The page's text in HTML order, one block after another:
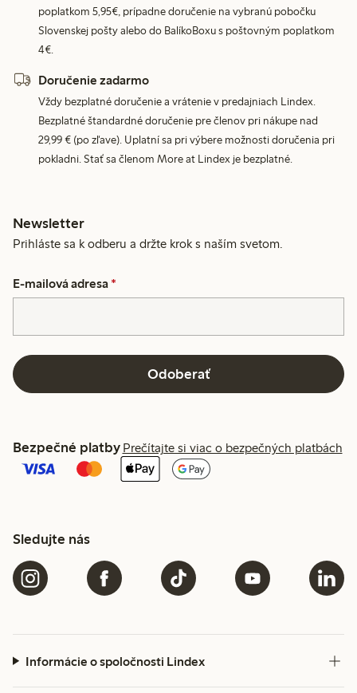
poplatkom 5,95€, prípadne doručenie na vybranú pobočku
Slovenskej pošty alebo do BalíkoBoxu s poštovným poplatkom
4€.
Doručenie zadarmo
Vždy bezplatné doručenie a vrátenie v predajniach Lindex.
Bezplatné štandardné doručenie pre členov pri nákupe nad
29,99 € (po zľave). Uplatní sa pri výbere možnosti doručenia pri
pokladni. Stať sa členom More at Lindex je bezplatné.
Newsletter
Prihláste sa k odberu a držte krok s naším svetom.
E-mailová adresa *
Odoberať
Bezpečné platby Prečítajte si viac o bezpečných platbách
Sledujte nás
Informácie o spoločnosti Lindex